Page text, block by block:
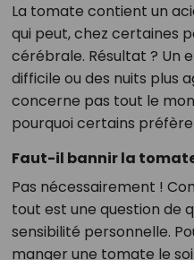
La tomate contient un
qui peut, chez certaines
cérébrale. Résultat ? Un
difficile ou des nuits plus
concerne pas tout le
pourquoi certains
Faut-il bannir la
Pas nécessairement !
tout est une question de
sensibilité personnelle.
manger une tomate le